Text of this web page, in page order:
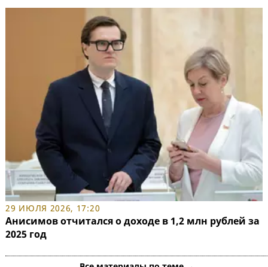
29 ИЮЛЯ 2026, 17:20
Анисимов отчитался о доходе в 1,2 млн рублей за
2025 год